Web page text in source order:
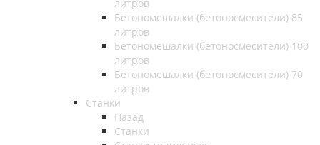
литров
Бетономешалки (бетоносмесители) 85
литров
Бетономешалки (бетоносмесители) 100
литров
Бетономешалки (бетоносмесители) 70
литров
Станки
Назад
Станки